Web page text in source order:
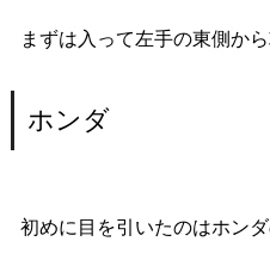
まずは入って左手の東側か
ホンダ
初めに目を引いたのはホンダ